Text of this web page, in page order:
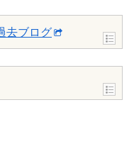
去ブログ